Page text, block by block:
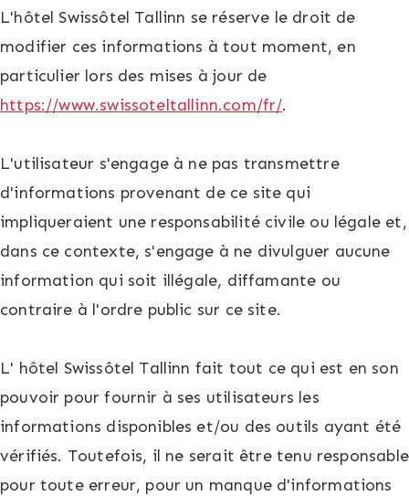
L'hôtel Swissôtel Tallinn se réserve le droit de
modifier ces informations à tout moment, en
particulier lors des mises à jour de
https://www.swissoteltallinn.com/fr/.
L'utilisateur s'engage à ne pas transmettre
d'informations provenant de ce site qui
impliqueraient une responsabilité civile ou légale et,
dans ce contexte, s'engage à ne divulguer aucune
information qui soit illégale, diffamante ou
contraire à l'ordre public sur ce site.
L' hôtel Swissôtel Tallinn fait tout ce qui est en son
pouvoir pour fournir à ses utilisateurs les
informations disponibles et/ou des outils ayant été
vérifiés. Toutefois, il ne serait être tenu responsable
pour toute erreur, pour un manque d'informations